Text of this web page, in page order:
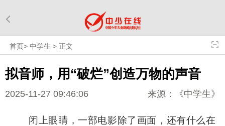
首页>中学生 > 正文
拟音师，用“破烂”创造万物的声音
2025-11-27 09:46:06 来源：《中学生》
闭上眼睛，一部电影除了画面，还有什么在